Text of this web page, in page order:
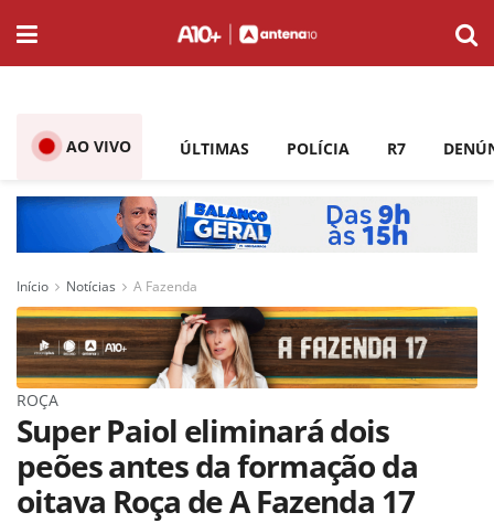
AO VIVO ÚLTIMAS POLÍCIA R7
Início Notícias A Fazenda
ROÇA
Super Paiol eliminará dois
peões antes da formação da
oitava Roça de A Fazenda 17